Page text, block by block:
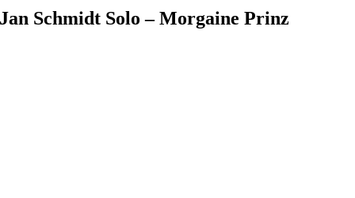
Jan Schmidt Solo – Morgaine Prinz